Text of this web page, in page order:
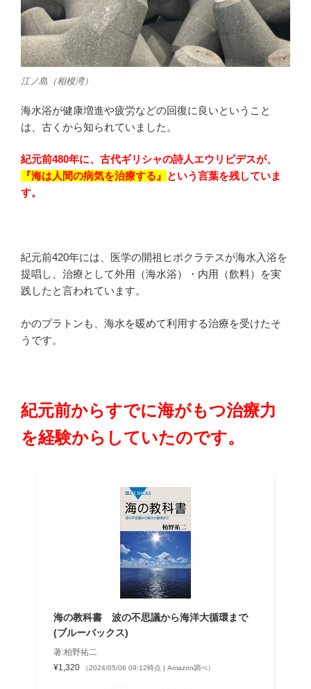
江ノ島（相模湾）
海水浴が健康増進や疲労などの回復に良いということ
は、古くから知られていました。
紀元前480年に、古代ギリシャの詩人エウリピデスが、
『海は人間の病気を治療する』 という言葉を残していま
す。
紀元前420年には、医学の開祖ヒポクラテスが海水入浴を
提唱し、治療として外用（海水浴）・内用（飲料）を実
践したと言われています。
かのプラトンも、海水を暖めて利用する治療を受けたそ
うです。
紀元前からすでに海がもつ治療力
を経験からしていたのです。
海の教科書 波の不思議から海洋大循環まで
(ブルーバックス)
著:柏野祐二
¥1,320
（2024/05/06 09:12時点 | Amazon調べ）